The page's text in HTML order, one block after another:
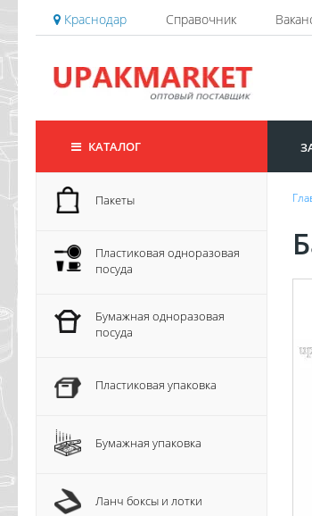
Краснодар Справочник
КАТАЛОГ
Пакеты
Пластиковая одноразовая
посуда
Бумажная одноразовая
посуда
Пластиковая упаковка
Бумажная упаковка
Ланч боксы и лотки